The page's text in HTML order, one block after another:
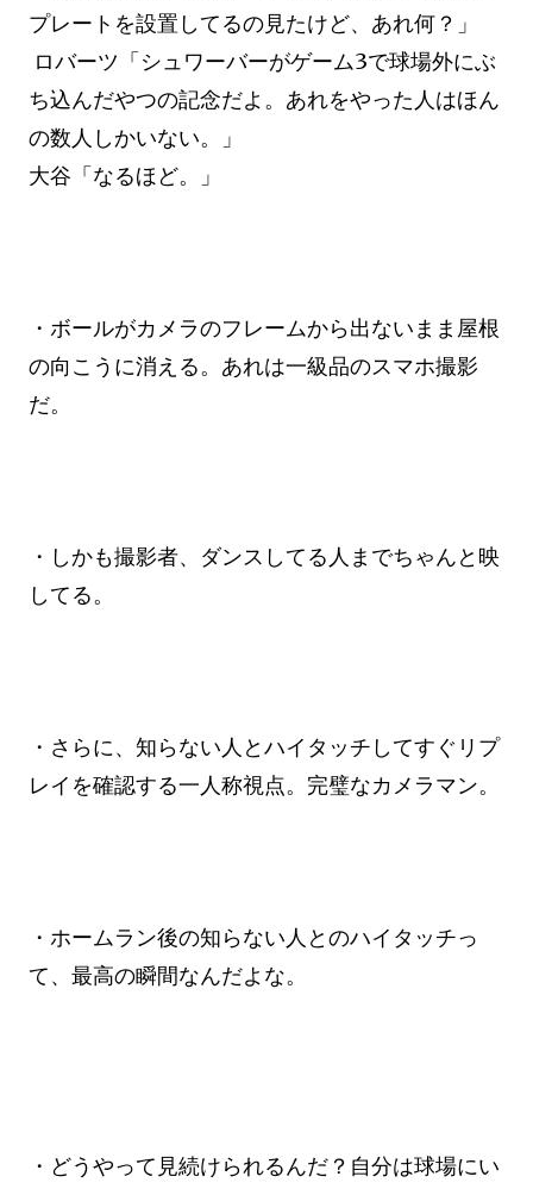
プレートを設置してるの見たけど、あれ何？」
ロバーツ「シュワーバーがゲーム3で球場外にぶ
ち込んだやつの記念だよ。あれをやった人はほん
の数人しかいない。」
大谷「なるほど。」
・ボールがカメラのフレームから出ないまま屋根
の向こうに消える。あれは一級品のスマホ撮影
だ。
・しかも撮影者、ダンスしてる人までちゃんと映
してる。
・さらに、知らない人とハイタッチしてすぐリプ
レイを確認する一人称視点。完璧なカメラマン。
・ホームラン後の知らない人とのハイタッチっ
て、最高の瞬間なんだよな。
・どうやって見続けられるんだ？自分は球場にい